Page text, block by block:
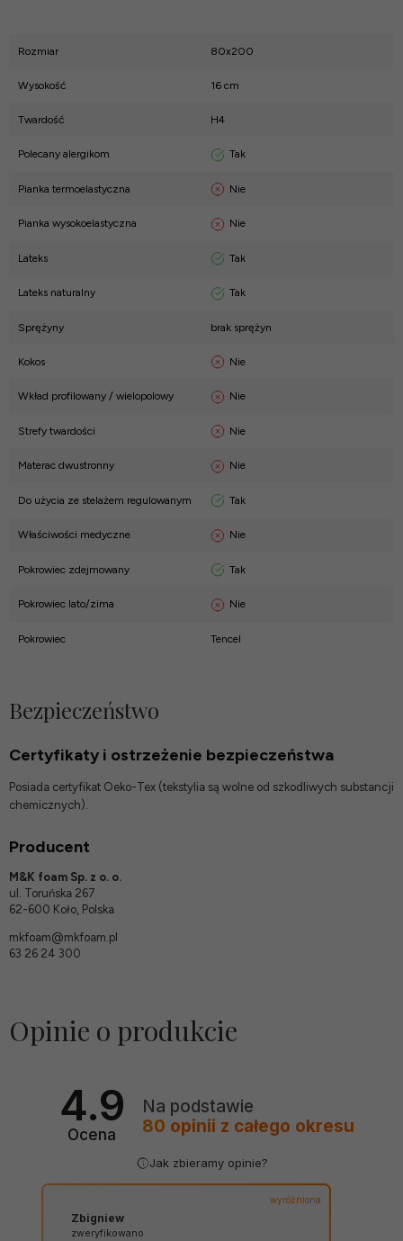
Rozmiar 80x200
Wysokość 16 cm
Twardość H4
Polecany alergikom Tak
Pianka termoelastyczna Nie
Pianka wysokoelastyczna Nie
Lateks Tak
Lateks naturalny Tak
Sprężyny brak sprężyn
Kokos Nie
Wkład profilowany / wielopolowy Nie
Strefy twardości Nie
Materac dwustronny Nie
Do użycia ze stelażem regulowanym Tak
Właściwości medyczne Nie
Pokrowiec zdejmowany Tak
Pokrowiec lato/zima Nie
Pokrowiec Tencel
Bezpieczeństwo
Certyfikaty i ostrzeżenie bezpieczeństwa
Posiada certyfikat Oeko-Tex (tekstylia są wolne od szkodliwych substancji
chemicznych).
Producent
M&K foam Sp. z o. o.
ul. Toruńska 267
62-600 Koło, Polska
mkfoam@mkfoam.pl
63 26 24 300
Opinie o produkcie
4.9
Ocena
Na podstawie
80 opinii z całego okresu
Jak zbieramy opinie?
wyróżniona
Zbigniew
zweryfikowano